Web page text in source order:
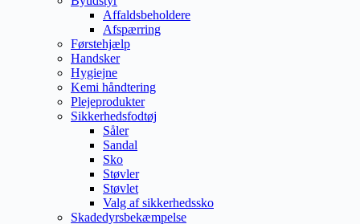
Affaldsbeholdere
Afspærring
Førstehjælp
Handsker
Hygiejne
Kemi håndtering
Plejeprodukter
Sikkerhedsfodtøj
Såler
Sandal
Sko
Støvler
Støvlet
Valg af sikkerhedssko
Skadedyrsbekæmpelse